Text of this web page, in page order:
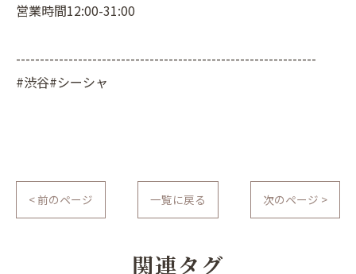
営業時間12:00-31:00
---------------------------------------------------------------
#渋谷#シーシャ
< 前のページ 一覧に戻る 次のページ >
関連タグ